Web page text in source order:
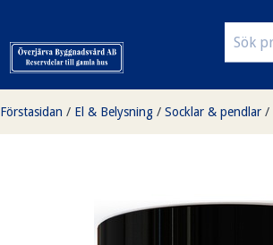
Förstasidan / El & Belysning / Socklar & pendlar /